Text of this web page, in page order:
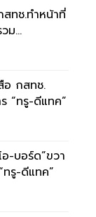
สทช.ทำหน้าที่
ม
อ กสทช.
“ทรู-ดีแทค”
-บอร์ด”ขวา
รู-ดีแทค”